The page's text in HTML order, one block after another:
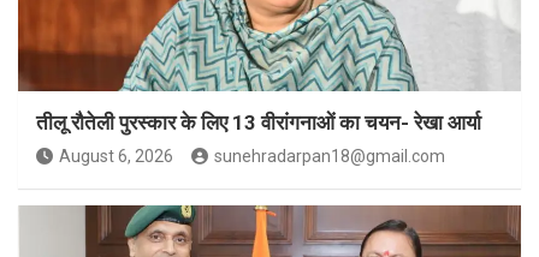
तीलू रौतेली पुरस्कार के लिए 13 वीरांगनाओं का चयन- रेखा आर्या
August 6, 2026 sunehradarpan18@gmail.com